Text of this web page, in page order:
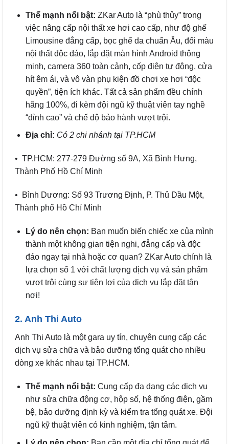
Thế mạnh nổi bật: ZKar Auto là “phù thủy” trong
việc nâng cấp nội thất xe hơi cao cấp, như độ ghế
Limousine đẳng cấp, bọc ghế da chuẩn Âu, đổi màu
nội thất độc đáo, lắp đặt màn hình Android thông
minh, camera 360 toàn cảnh, cốp điện tự động, cửa
hít êm ái, và vô vàn phụ kiện đồ chơi xe hơi “độc
quyền”, tiện ích khác. Tất cả sản phẩm đều chính
hãng 100%, đi kèm đội ngũ kỹ thuật viên tay nghề
“đỉnh cao” và chế độ bảo hành vượt trội.
Địa chỉ: Có 2 chi nhánh tại TP.HCM
• TP.HCM: 277-279 Đường số 9A, Xã Bình Hưng,
Thành Phố Hồ Chí Minh
• Bình Dương: Số 93 Trương Định, P. Thủ Dầu Một,
Thành phố Hồ Chí Minh
Lý do nên chọn: Bạn muốn biến chiếc xe của mình
thành một không gian tiện nghi, đẳng cấp và độc
đáo ngay tại nhà hoặc cơ quan? ZKar Auto chính là
lựa chọn số 1 với chất lượng dịch vụ và sản phẩm
vượt trội cùng sự tiện lợi của dịch vụ lắp đặt tận
nơi!
2. Anh Thi Auto
Anh Thi Auto là một gara uy tín, chuyên cung cấp các
dịch vụ sửa chữa và bảo dưỡng tổng quát cho nhiều
dòng xe khác nhau tại TP.HCM.
Thế mạnh nổi bật: Cung cấp đa dạng các dịch vụ
như sửa chữa động cơ, hộp số, hệ thống điện, gầm
bệ, bảo dưỡng định kỳ và kiểm tra tổng quát xe. Đội
ngũ kỹ thuật viên có kinh nghiệm, tận tâm.